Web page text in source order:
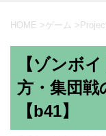
HOME >ゲーム >
【ゾンボ
方・集団戦
【b41】